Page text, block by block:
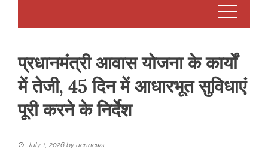
प्रधानमंत्री आवास योजना के कार्यों
में तेजी, 45 दिन में आधारभूत सुविधाएं
पूरी करने के निर्देश
July 1, 2026 by ucnnews